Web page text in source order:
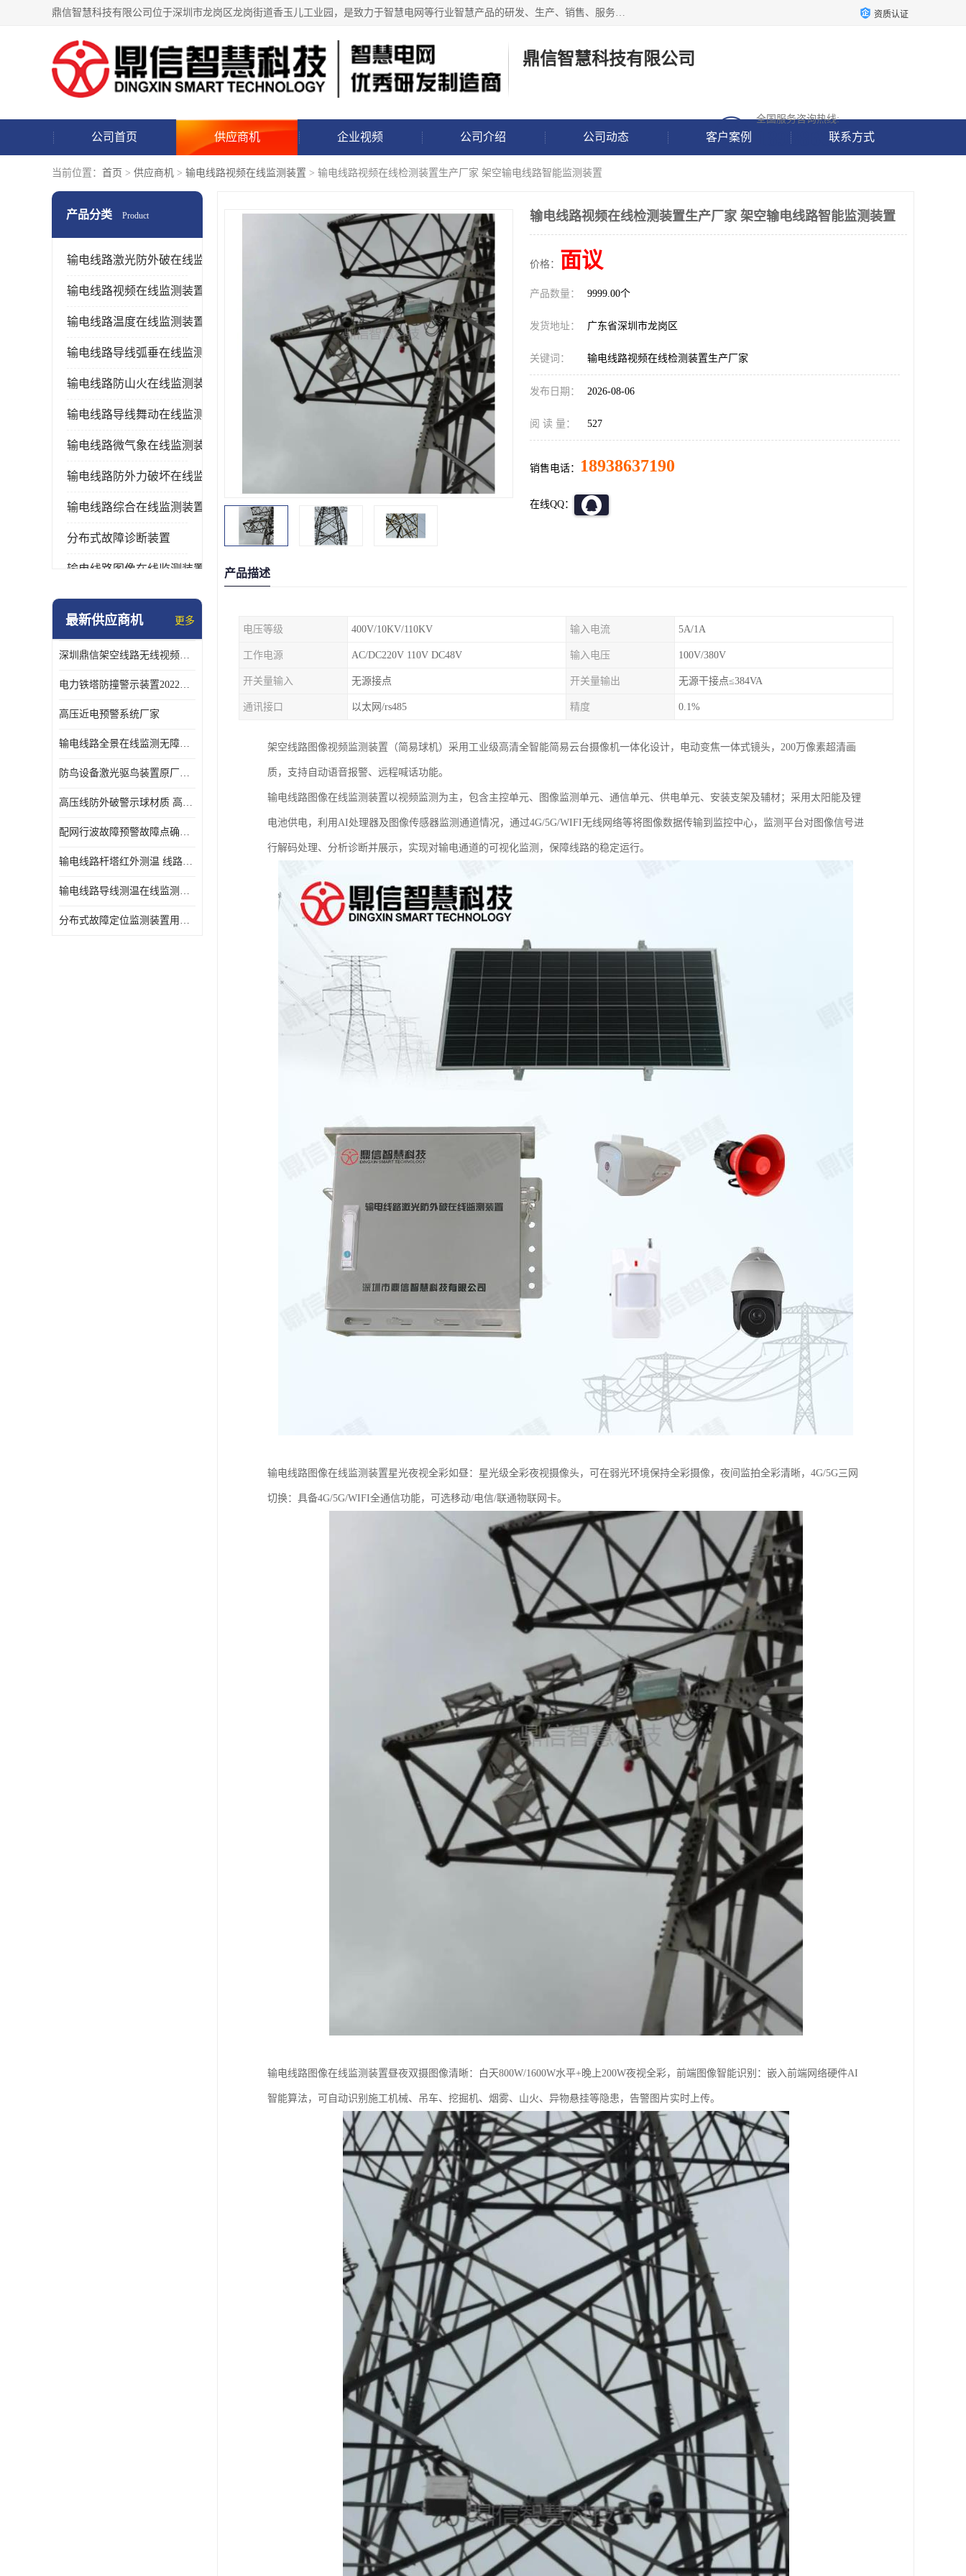
鼎信智慧科技有限公司位于深圳市龙岗区龙岗街道香玉儿工业园，是致力于智慧电网等行业智慧产品的研发、生产、销售、服务于一体的研发制造商，推出的智慧电网系列包括输电线路视频、图像、微云台、分布式故障定位、非接触故障监测、配网行波故障监测、电缆故障监测、防外破、防山火、覆冰、微气象、倾斜、测温、弧垂、舞动监测以及智能地钉、智能标志桩、布控球、警示球、防鸟等产品，已经应用于南网、国网相关现场！ 资质认证
鼎信智慧科技有限公司
全国服务咨询热线:
18938637190
公司首页 供应商机 企业视频 公司介绍 公司动态 客户案例 联系方式
当前位置： 首页 > 供应商机 > 输电线路视频在线监测装置 > 输电线路视频在线检测装置生产厂家 架空输电线路智能监测装置
产品分类 Product
输电线路激光防外破在线监测装置
输电线路视频在线监测装置
输电线路温度在线监测装置
输电线路导线弧垂在线监测装置
输电线路防山火在线监测装置
输电线路导线舞动在线监测装置
输电线路微气象在线监测装置
输电线路防外力破坏在线监测装置
输电线路综合在线监测装置
分布式故障诊断装置
输电线路图像在线监测装置
最新供应商机 更多
深圳鼎信架空线路无线视频监测系统DX-WPS100-SP各地通用
电力铁塔防撞警示装置2022新报价
高压近电预警系统厂家
输电线路全景在线监测无障碍查看在运线路隐患
防鸟设备激光驱鸟装置原厂供应
高压线防外破警示球材质 高压警示球库存
配网行波故障预警故障点确定装置鼎信厂家材质特性
输电线路杆塔红外测温 线路测温系统参数介绍
输电线路导线测温在线监测装置使用说明 导线温度监测系统
分布式故障定位监测装置用途 线路在线故障定位装置
输电线路视频在线检测装置生产厂家 架空输电线路智能监测装置
价格： 面议
产品数量： 9999.00个
发货地址： 广东省深圳市龙岗区
关键词： 输电线路视频在线检测装置生产厂家
发布日期： 2026-08-06
阅 读 量： 527
销售电话： 18938637190
在线QQ：
产品描述
电压等级 400V/10KV/110KV 输入电流 5A/1A
工作电源 AC/DC220V 110V DC48V 输入电压 100V/380V
开关量输入 无源接点 开关量输出 无源干接点≤384VA
通讯接口 以太网/rs485 精度 0.1%
架空线路图像视频监测装置（简易球机）采用工业级高清全智能简易云台摄像机一体化设计，电动变焦一体式镜头，200万像素超清画
质，支持自动语音报警、远程喊话功能。
输电线路图像在线监测装置以视频监测为主，包含主控单元、图像监测单元、通信单元、供电单元、安装支架及辅材；采用太阳能及锂
电池供电，利用AI处理器及图像传感器监测通道情况，通过4G/5G/WIFI无线网络等将图像数据传输到监控中心，监测平台对图像信号进
行解码处理、分析诊断并展示，实现对输电通道的可视化监测，保障线路的稳定运行。
输电线路图像在线监测装置星光夜视全彩如昼：星光级全彩夜视摄像头，可在弱光环境保持全彩摄像，夜间监拍全彩清晰，4G/5G三网
切换：具备4G/5G/WIFI全通信功能，可选移动/电信/联通物联网卡。
输电线路图像在线监测装置昼夜双摄图像清晰：白天800W/1600W水平+晚上200W夜视全彩，前端图像智能识别：嵌入前端网络硬件AI
智能算法，可自动识别施工机械、吊车、挖掘机、烟雾、山火、异物悬挂等隐患，告警图片实时上传。